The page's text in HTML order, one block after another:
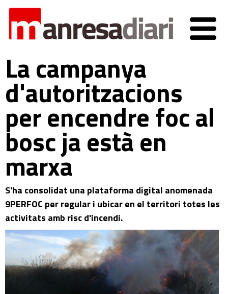
La campanya
d'autoritzacions
per encendre foc al
bosc ja està en
marxa
S'ha consolidat una plataforma digital anomenada
9PERFOC per regular i ubicar en el territori totes les
activitats amb risc d'incendi.